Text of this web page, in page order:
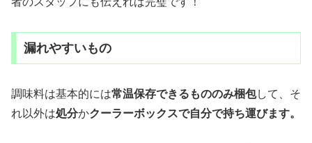
漏れやすいもの
調味料は基本的には常温保存できるもののみ梱包して、そ
れ以外は処分かクーラーボックスで自分で持ち運びます。